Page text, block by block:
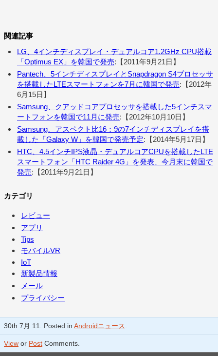
関連記事
LG、4インチディスプレイ・デュアルコア1.2GHz CPU搭載
「Optimus EX」を韓国で発売:【2011年9月21日】
Pantech、5インチディスプレイとSnapdragon S4プロセッサ
を搭載したLTEスマートフォンを7月に韓国で発売:【2012年
6月15日】
Samsung、クアッドコアプロセッサを搭載した5インチスマ
ートフォンを韓国で11月に発売:【2012年10月10日】
Samsung、アスペクト比16：9の7インチディスプレイを搭
載した「Galaxy W」を韓国で発売予定:【2014年5月17日】
HTC、4.5インチIPS液晶・デュアルコアCPUを搭載したLTE
スマートフォン「HTC Raider 4G」を発表、今月末に韓国で
発売:【2011年9月21日】
カテゴリ
レビュー
アプリ
Tips
モバイルVR
IoT
新製品情報
メール
プライバシー
30th 7月 11. Posted in Androidニュース
View or Post Comments.